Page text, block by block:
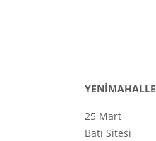
YENİMAHALLE
25 Mart
Batı Sitesi